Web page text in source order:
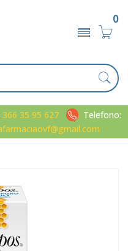
0
366 35 95 627
Telefono:
20 ml